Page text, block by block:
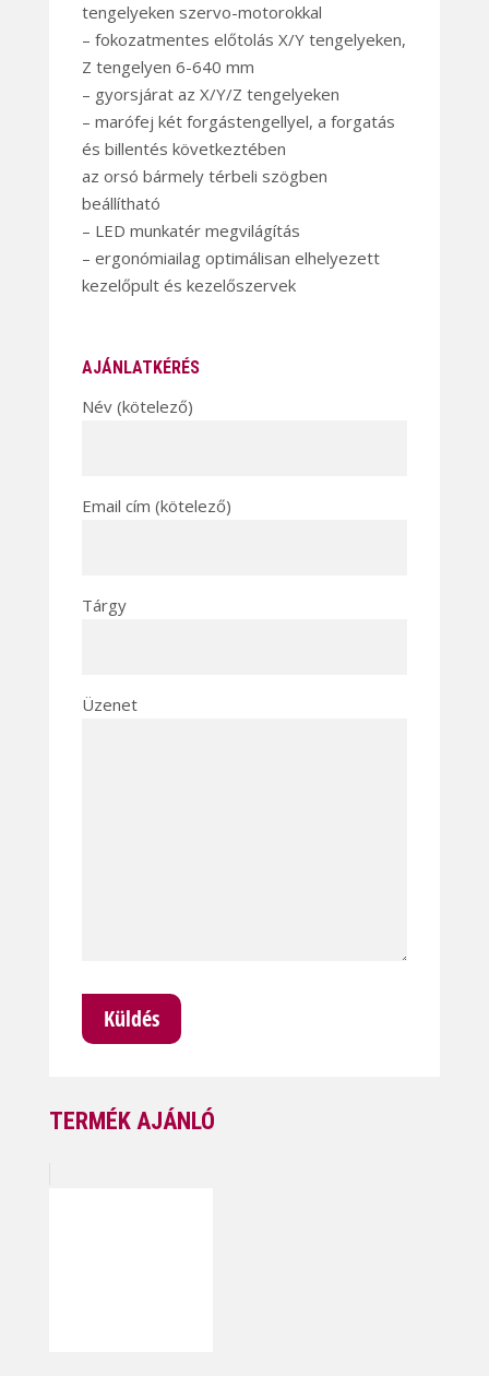
tengelyeken szervo-motorokkal
– fokozatmentes előtolás X/Y tengelyeken,
Z tengelyen 6-640 mm
– gyorsjárat az X/Y/Z tengelyeken
– marófej két forgástengellyel, a forgatás
és billentés következtében
az orsó bármely térbeli szögben
beállítható
– LED munkatér megvilágítás
– ergonómiailag optimálisan elhelyezett
kezelőpult és kezelőszervek
AJÁNLATKÉRÉS
Név (kötelező)
Email cím (kötelező)
Tárgy
Üzenet
TERMÉK AJÁNLÓ